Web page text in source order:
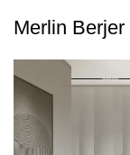
Merlin Berjer